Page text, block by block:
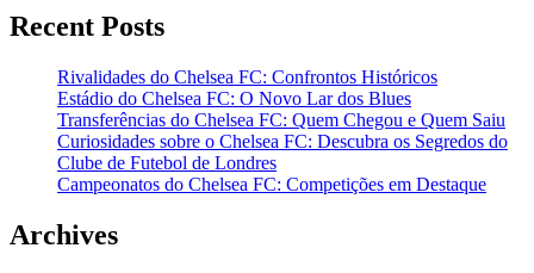
Recent Posts
Rivalidades do Chelsea FC: Confrontos Históricos
Estádio do Chelsea FC: O Novo Lar dos Blues
Transferências do Chelsea FC: Quem Chegou e Quem Saiu
Curiosidades sobre o Chelsea FC: Descubra os Segredos do
Clube de Futebol de Londres
Campeonatos do Chelsea FC: Competições em Destaque
Archives